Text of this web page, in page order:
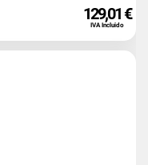
129,01 €
IVA Incluido